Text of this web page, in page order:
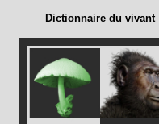
Dictionnaire du vivant